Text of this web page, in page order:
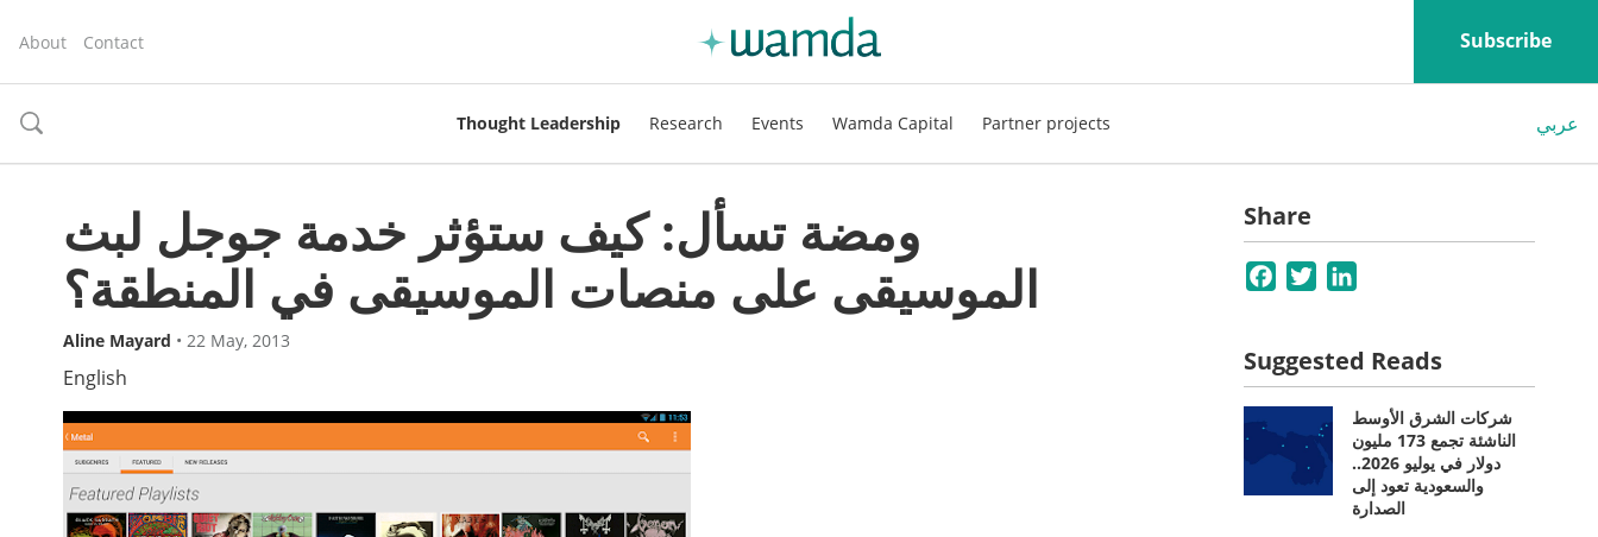
About Contact Subscribe
toggle
Thought Leadership Research Events Wamda Capital Partner projects عربي
ومضة تسأل: كيف ستؤثر خدمة جوجل لبث
الموسيقى على منصات الموسيقى في المنطقة؟
Aline Mayard • 22 May, 2013
English
Share
Facebook
Twitter
Suggested Reads
شركات الشرق الأوسط
الناشئة تجمع 173 مليون
دولار في يوليو 2026..
والسعودية تعود إلى
الصدارة